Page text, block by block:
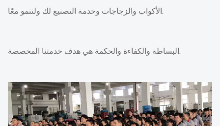
الأكواب والزجاجات وخدمة التصنيع لك ولننمو معًا.
البساطة والكفاءة والحكمة هي هدف خدمتنا المخصصة.